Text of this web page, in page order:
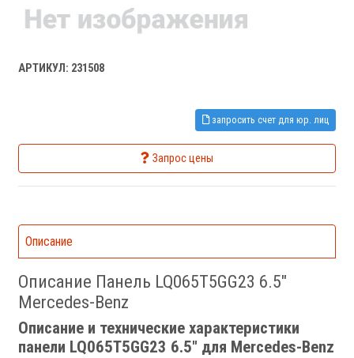
АРТИКУЛ: 231508
запросить счет для юр. лиц
Запрос цены
Описание
Описание Панель LQ065T5GG23 6.5"
Mercedes-Benz
Описание и технические характеристики
панели LQ065T5GG23 6.5" для Mercedes-Benz